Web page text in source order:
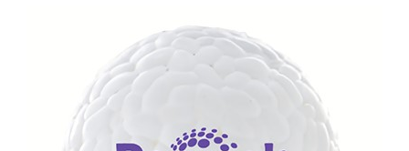
トリマーグッズ シニアサポート